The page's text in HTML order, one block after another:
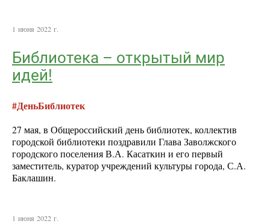
1 июня 2022 г.
Библиотека – открытый мир
идей!
#ДеньБиблиотек
27 мая, в Общероссийский день библиотек, коллектив
городской библиотеки поздравили Глава Заволжского
городского поселения В.А. Касаткин и его первый
заместитель, куратор учреждений культуры города, С.А.
Баклашин.
1 июня 2022 г.